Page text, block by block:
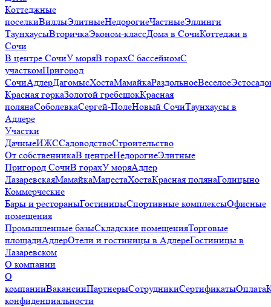
Коттеджные
поселкиВиллыЭлитныеНедорогиеЧастныеЭллинги
ТаунхаусыВторичкаЭконом-классДома в СочиКоттеджи в
Сочи
В центре СочиУ моряВ горахС бассейномС
участкомПригород
СочиАдлерДагомысХостаМамайкаРаздольноеВеселое
Красная горкаЗолотой гребешокКрасная
полянаСоболевкаСергей-ПолеНовый СочиТаунхаусы в
Адлере
Участки
ДачныеИЖССадоводствоСтроительство
От собственникаВ центреНедорогиеЭлитные
Пригород СочиВ горахУ моряАдлер
ЛазаревскаяМамайкаМацестаХостаКрасная полянаГолицыно
Коммерческие
Бары и рестораныГостиницыСпортивные комплексыОфисные
помещения
Промышленные базыСкладские помещенияТорговые
площадиАдлерОтели и гостиницы в АдлереГостиницы в
Лазаревском
О компании
О
компанииВакансииПартнерыСотрудникиСертификатыОплата
конфиденциальности